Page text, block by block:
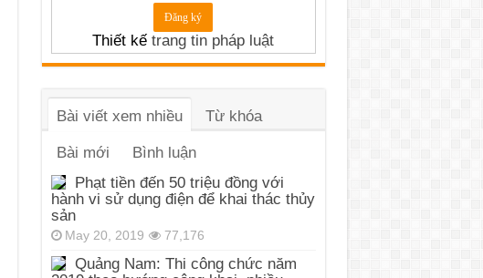
Thiết kế trang tin pháp luật
Bài viết xem nhiều Từ khóa
Bài mới
Bình luận
Phạt tiền đến 50 triệu đồng với
hành vi sử dụng điện để khai thác thủy
sản
May 20, 2019 77,176
Quảng Nam: Thi công chức năm